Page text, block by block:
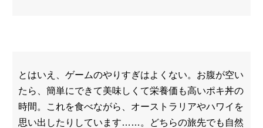
とはいえ、ゲームのやりすぎはよくない。お腹が空い
たら、簡単にできて美味しくて栄養価も高いポキ丼の
時間。これを食べながら、オーストラリアやハワイを
思い出したりしています……。どちらの旅先でも自然